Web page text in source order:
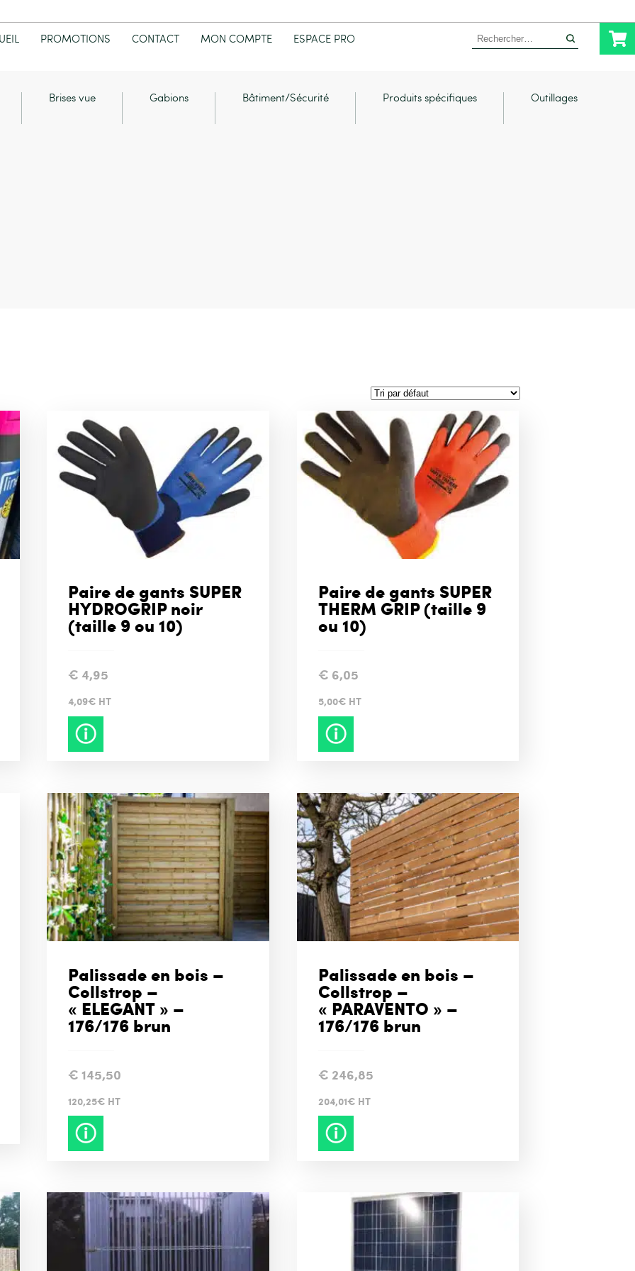
PROMOTIONS CONTACT MON COMPTE ESPACE PRO Rechercher :
Brises vue Gabions Bâtiment/Sécurité Produits spécifiques Outillages
Paire de gants SUPER
HYDROGRIP noir
(taille 9 ou 10)
€4,95
4,09€ HT
Paire de gants SUPER
THERM GRIP (taille 9
ou 10)
€ 6,05
5,00€ HT
Palissade en bois –
Collstrop –
« ELEGANT » –
176/176 brun
€145,50
120,25€ HT
Palissade en bois –
Collstrop –
« PARAVENTO » –
176/176 brun
€ 246,85
204,01€ HT